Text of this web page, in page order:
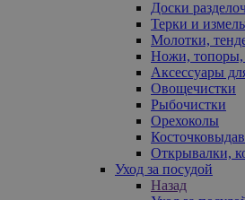
Доски
Терки и
Молотки,
Ножи,
Аксессуары
Овощечистки
Рыбочистки
Орехоколы
Открывалки,
Уход за посудой
Назад